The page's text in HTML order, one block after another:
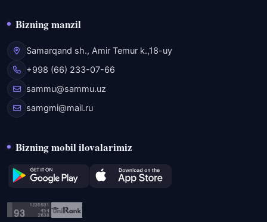
Bizning manzil
Samarqand sh., Amir Temur k.,18-uy
+998 (66) 233-07-66
sammu@sammu.uz
samgmi@mail.ru
Bizning mobil ilovalarimiz